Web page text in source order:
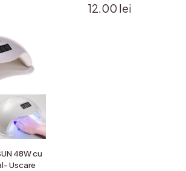
12.00 lei
48W cu
Uscare